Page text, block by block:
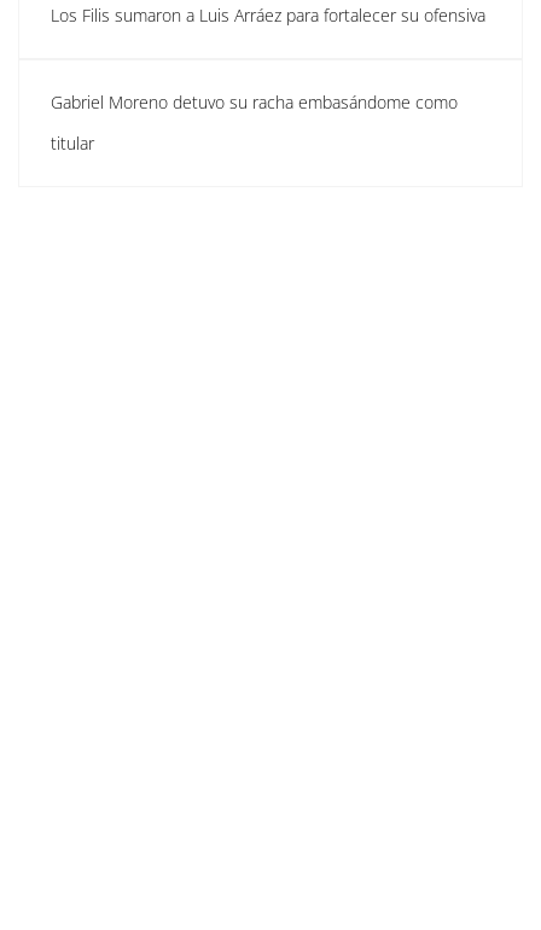
Los Filis sumaron a Luis Arráez para fortalecer su ofensiva
Gabriel Moreno detuvo su racha embasándome como
titular